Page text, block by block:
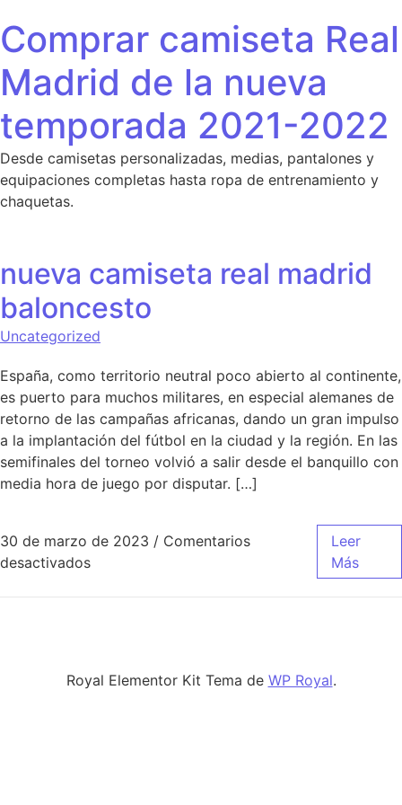
Comprar camiseta Real
Madrid de la nueva
temporada 2021-2022
Desde camisetas personalizadas, medias, pantalones y
equipaciones completas hasta ropa de entrenamiento y
chaquetas.
nueva camiseta real madrid
baloncesto
Uncategorized
España, como territorio neutral poco abierto al continente,
es puerto para muchos militares, en especial alemanes de
retorno de las campañas africanas, dando un gran impulso
a la implantación del fútbol en la ciudad y la región. En las
semifinales del torneo volvió a salir desde el banquillo con
media hora de juego por disputar. […]
30 de marzo de 2023 / Comentarios
desactivadosen nueva camiseta real madrid baloncesto
Leer
Más
Royal Elementor Kit Tema de WP Royal.